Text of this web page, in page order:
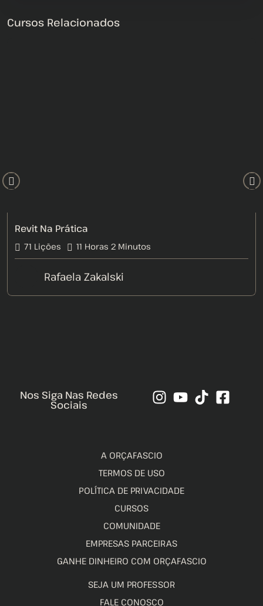
Cursos Relacionados
Revit Na Prática
71 Lições 11 Horas 2 Minutos
Rafaela Zakalski
Nos Siga Nas Redes
Sociais
A ORÇAFASCIO
TERMOS DE USO
POLÍTICA DE PRIVACIDADE
CURSOS
COMUNIDADE
EMPRESAS PARCEIRAS
GANHE DINHEIRO COM ORÇAFASCIO
SEJA UM PROFESSOR
FALE CONOSCO